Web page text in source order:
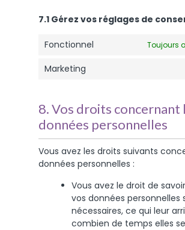
7.1 Gérez vos réglages de
Fonctionnel Toujours
Marketing
8. Vos droits concernant
données personnelles
Vous avez les droits suivants
données personnelles :
Vous avez le droit de
vos données personnelles
nécessaires, ce qui leur
combien de temps elles